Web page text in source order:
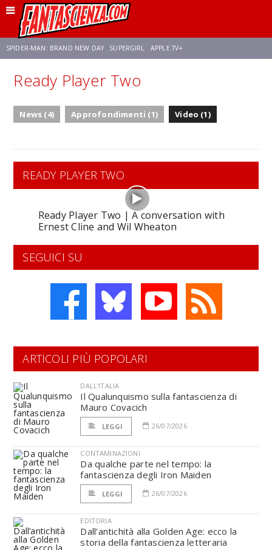
SPIDER-MAN: BRAND NEW DAY SUPERGIRL APPLE TV+
FRANCO RICCIARDIELLO ZENDAYA STAR TREK
Ready Player Two
News (4) Approfondimenti (1) Video (1)
READY PLAYER TWO
Ready Player Two | A conversation with
Ernest Cline and Wil Wheaton
SEGUICI SU
ARTICOLI PIÙ POPOLARI
DALL'ITALIA
Il Qualunquismo sulla fantascienza di
Mauro Covacich
LEGGI 26/07/2026
CONTAMINAZIONI
Da qualche parte nel tempo: la
fantascienza degli Iron Maiden
LEGGI 26/07/2026
EDITORIA
Dall’antichità alla Golden Age: ecco la
storia della fantascienza letteraria